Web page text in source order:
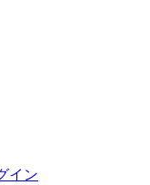
イン